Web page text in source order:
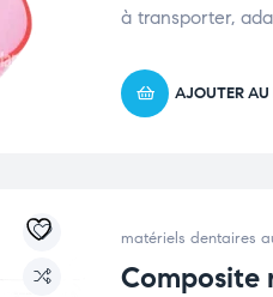
à transporter,
AJOUTER AU
matériels dentaires
Composite